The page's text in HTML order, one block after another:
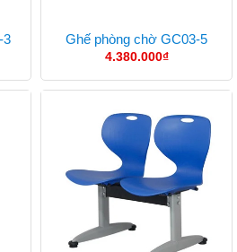
3 Ghế phòng chờ GC03-5
4.380.000₫